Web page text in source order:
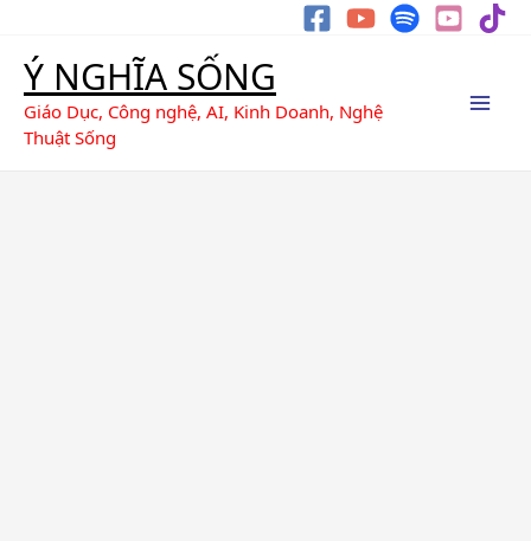
nội
dung
Ý NGHĨA SỐNG
Giáo Dục, Công nghệ, AI, Kinh Doanh, Nghệ
Thuật Sống